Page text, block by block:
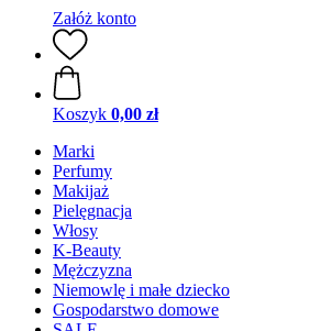
Załóż konto
Koszyk 0,00 zł
Marki
Perfumy
Makijaż
Pielęgnacja
Włosy
K-Beauty
Mężczyzna
Niemowlę i małe dziecko
Gospodarstwo domowe